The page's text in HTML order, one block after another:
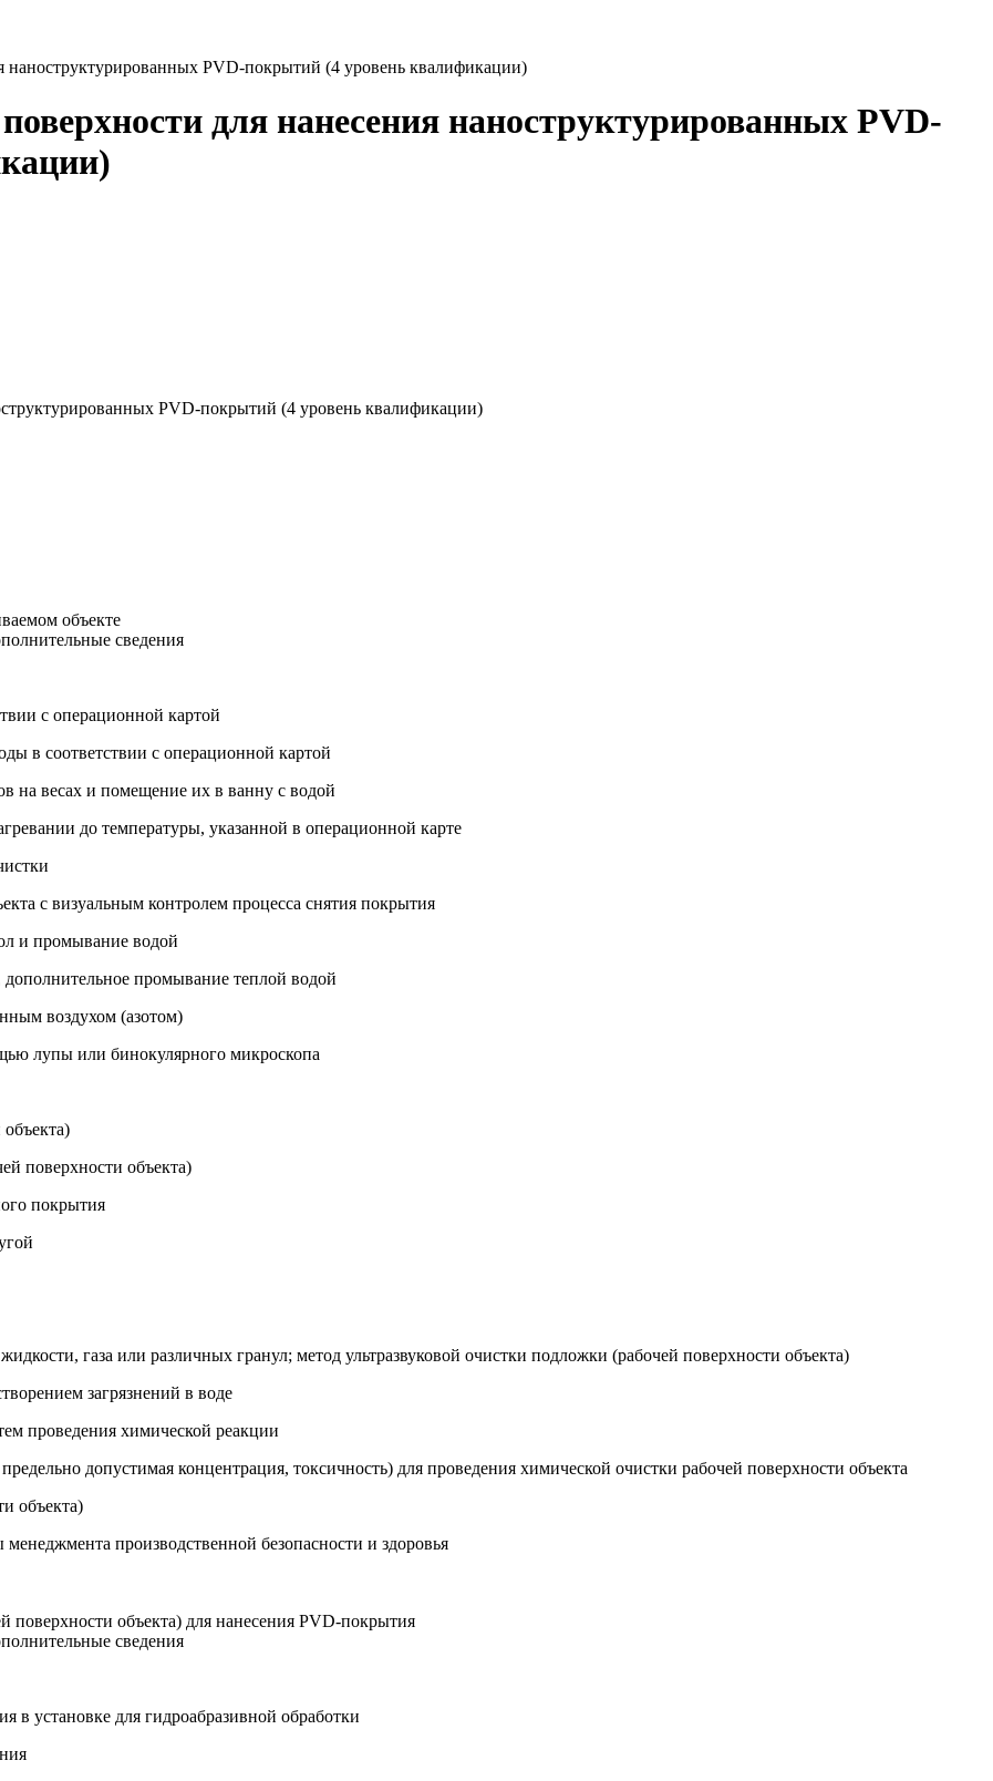
наноструктурированных PVD-покрытий (4 уровень квалификации)
для нанесения наноструктурированных PVD-
PVD-покрытий (4 уровень квалификации)
объекте
сведения
с операционной картой
в соответствии с операционной картой
на весах и помещение их в ванну с водой
до температуры, указанной в операционной карте
с визуальным контролем процесса снятия покрытия
и промывание водой
дополнительное промывание теплой водой
воздухом (азотом)
лупы или бинокулярного микроскопа
поверхности объекта)
покрытия
газа или различных гранул; метод ультразвуковой очистки подложки (рабочей поверхности объекта)
загрязнений в воде
проведения химической реакции
допустимая концентрация, токсичность) для проведения химической очистки рабочей поверхности объекта
объекта)
производственной безопасности и здоровья
поверхности объекта) для нанесения PVD-покрытия
сведения
в установке для гидроабразивной обработки